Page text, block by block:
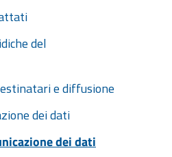
del
e diffusione
dei dati
dei dati